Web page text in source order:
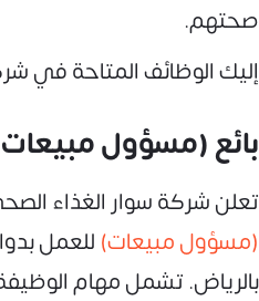
صحتهم.
إليك الوظائف المتاحة في
بائع (مسؤول
تعلن شركة سوار الغذاء
(مسؤول مبيعات) للعمل
بالرياض. تشمل مهام